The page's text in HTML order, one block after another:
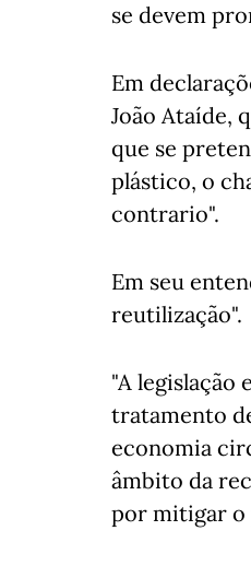
se devem
Em
João Ataíde,
que se
plástico, o
contrario".
Em seu
reutilização".
"A legislação
tratamento
economia
âmbito da
por mitigar o